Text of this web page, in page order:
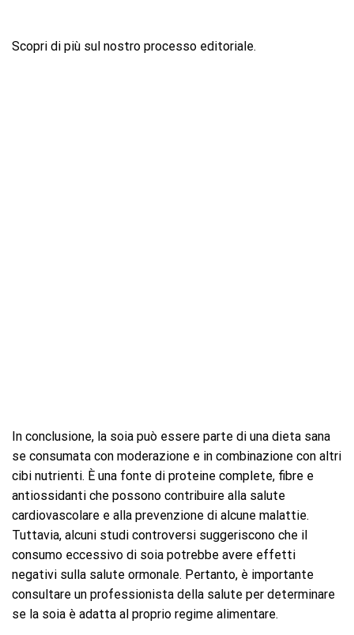
Scopri di più sul nostro processo editoriale.
In conclusione, la soia può essere parte di una dieta sana
se consumata con moderazione e in combinazione con altri
cibi nutrienti. È una fonte di proteine complete, fibre e
antiossidanti che possono contribuire alla salute
cardiovascolare e alla prevenzione di alcune malattie.
Tuttavia, alcuni studi controversi suggeriscono che il
consumo eccessivo di soia potrebbe avere effetti
negativi sulla salute ormonale. Pertanto, è importante
consultare un professionista della salute per determinare
se la soia è adatta al proprio regime alimentare.